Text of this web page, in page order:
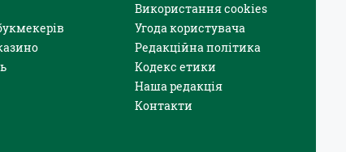
Використання cookies
Угода користувача
Редакційна політика
Кодекс етики
Наша редакція
Контакти